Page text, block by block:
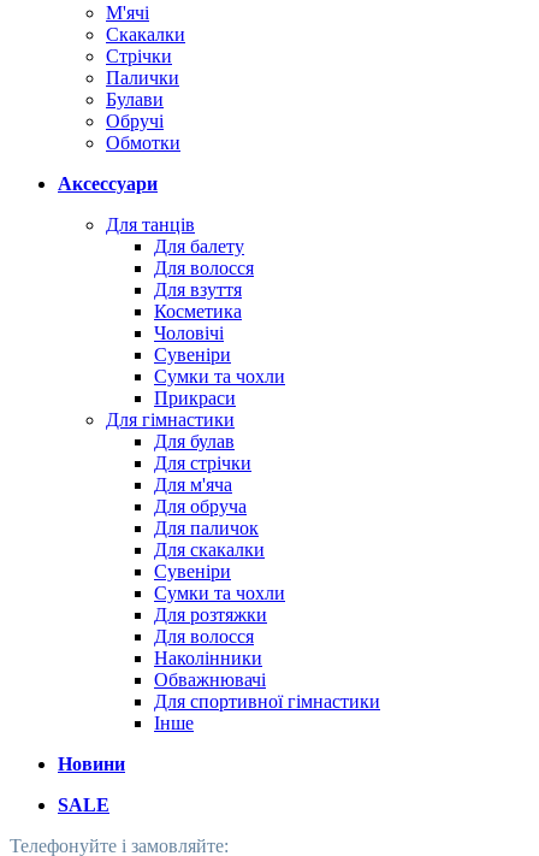
М'ячі
Скакалки
Стрічки
Палички
Булави
Обручі
Обмотки
Аксессуари
Для танців
Для балету
Для волосся
Для взуття
Косметика
Чоловічі
Сувеніри
Сумки та чохли
Прикраси
Для гімнастики
Для булав
Для стрічки
Для м'яча
Для обруча
Для паличок
Для скакалки
Сувеніри
Сумки та чохли
Для розтяжки
Для волосся
Наколінники
Обважнювачі
Для спортивної гімнастики
Інше
Новини
SALE
Телефонуйте і замовляйте: